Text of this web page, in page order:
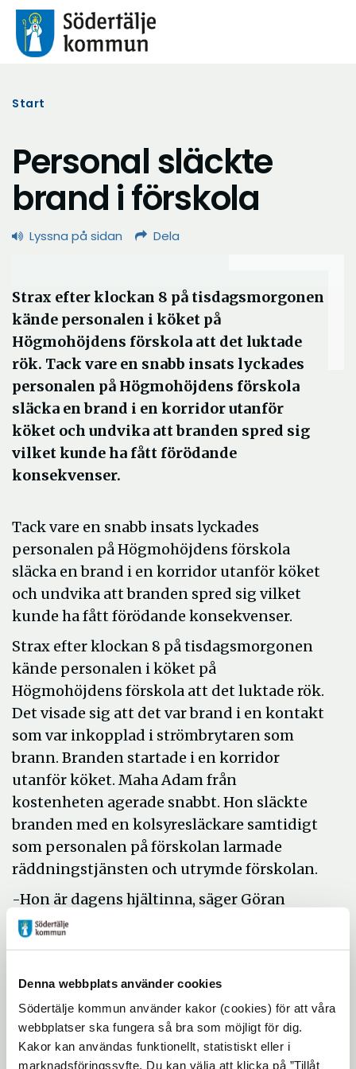
Denna webbplats använder cookies
Södertälje kommun använder kakor (cookies) för att våra
webbplatser ska fungera så bra som möjligt för dig.
Kakor kan användas funktionellt, statistiskt eller i
marknadsföringssyfte. Du kan välja att klicka på ”Tillåt
Start
Personal släckte
brand i förskola
Lyssna på sidan Dela
Strax efter klockan 8 på tisdagsmorgonen
kände personalen i köket på
Högmohöjdens förskola att det luktade
rök. Tack vare en snabb insats lyckades
personalen på Högmohöjdens förskola
släcka en brand i en korridor utanför
köket och undvika att branden spred sig
vilket kunde ha fått förödande
konsekvenser.
Tack vare en snabb insats lyckades
personalen på Högmohöjdens förskola
släcka en brand i en korridor utanför köket
och undvika att branden spred sig vilket
kunde ha fått förödande konsekvenser.
Strax efter klockan 8 på tisdagsmorgonen
kände personalen i köket på
Högmohöjdens förskola att det luktade rök.
Det visade sig att det var brand i en kontakt
som var inkopplad i strömbrytaren som
brann. Branden startade i en korridor
utanför köket. Maha Adam från
kostenheten agerade snabbt. Hon släckte
branden med en kolsyresläckare samtidigt
som personalen på förskolan larmade
räddningstjänsten och utrymde förskolan.
-Hon är dagens hjältinna, säger Göran
Lundberg, försäkringsansvarig på
Södertälje kommuns säkerhetsavdelning.
personalen på förskolan agerat rådigt och
föredömligt, exakt enligt det
tillvägagångssätt som man ska när det
uppstår en brand.